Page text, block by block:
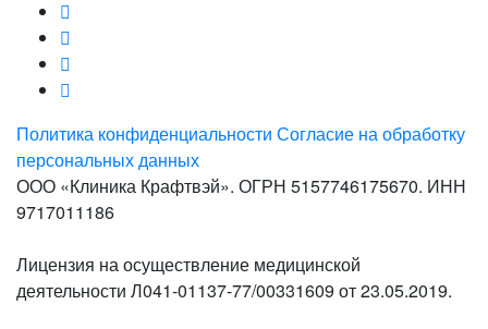
Политика конфиденциальности Согласие на обработку
персональных данных
ООО «Клиника Крафтвэй». ОГРН 5157746175670. ИНН
9717011186
Лицензия на осуществление медицинской
деятельности Л041-01137-77/00331609 от 23.05.2019.